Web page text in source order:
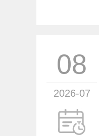
08
2026-07